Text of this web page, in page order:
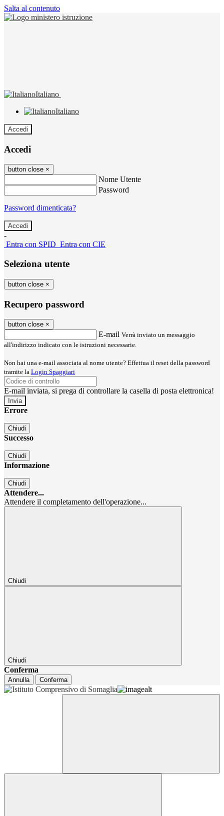
Salta al contenuto
Italiano
Italiano
Accedi
Accedi
button close ×
Nome Utente
Password
Password dimenticata?
-
Entra con SPID Entra con CIE
Seleziona utente
button close ×
Recupero password
button close ×
E-mail Verrà inviato un messaggio
all'indirizzo indicato con le istruzioni necessarie.
Non hai una e-mail associata al nome utente? Effettua il reset della password
tramite la Login Spaggiari
E-mail inviata, si prega di controllare la casella di posta elettronica!
Errore
Chiudi
Successo
Chiudi
Informazione
Chiudi
Attendere...
Attendere il completamento dell'operazione...
Chiudi
Chiudi
Conferma
Annulla Conferma